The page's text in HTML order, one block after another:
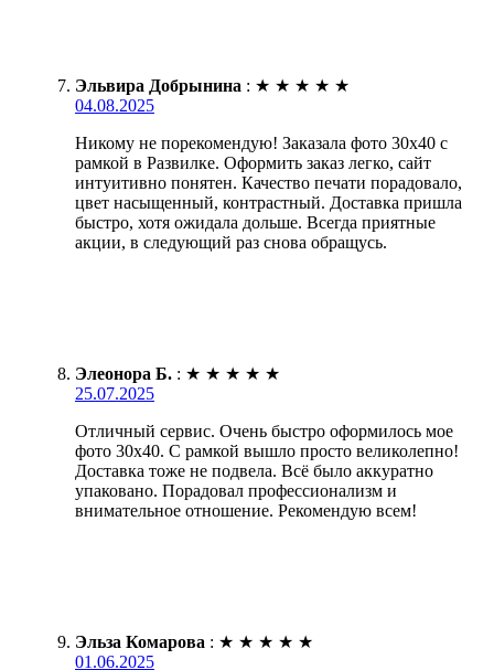
Эльвира Добрынина : ★ ★ ★ ★ ★
04.08.2025
Никому не порекомендую! Заказала фото 30х40 с
рамкой в Развилке. Оформить заказ легко, сайт
интуитивно понятен. Качество печати порадовало,
цвет насыщенный, контрастный. Доставка пришла
быстро, хотя ожидала дольше. Всегда приятные
акции, в следующий раз снова обращусь.
Элеонора Б. : ★ ★ ★ ★ ★
25.07.2025
Отличный сервис. Очень быстро оформилось мое
фото 30х40. С рамкой вышло просто великолепно!
Доставка тоже не подвела. Всё было аккуратно
упаковано. Порадовал профессионализм и
внимательное отношение. Рекомендую всем!
Эльза Комарова : ★ ★ ★ ★ ★
01.06.2025